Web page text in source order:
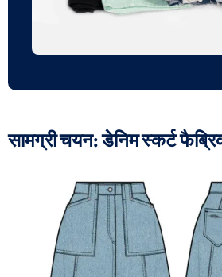
सामग्री चयन: डेनिम स्कर्ट